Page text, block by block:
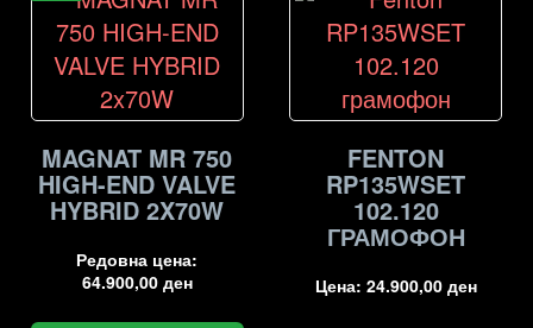
MAGNAT MR 750
HIGH-END VALVE
HYBRID 2X70W
Редовна цена:
64.900,00 ден
FENTON
RP135WSET
102.120
ГРАМОФОН
Цена: 24.900,00 ден